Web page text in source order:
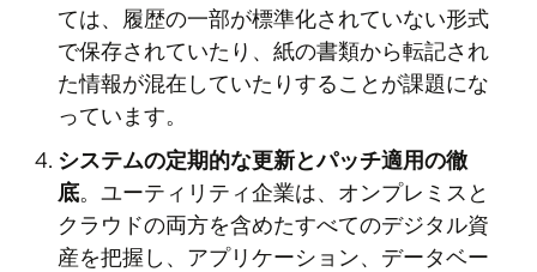
ては、履歴の一部が標準化されていない形式
で保存されていたり、紙の書類から転記され
た情報が混在していたりすることが課題にな
っています。
システムの定期的な更新とパッチ適用の徹
底。ユーティリティ企業は、オンプレミスと
クラウドの両方を含めたすべてのデジタル資
産を把握し、アプリケーション、データベー